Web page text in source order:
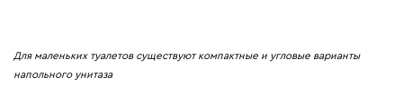
Для маленьких туалетов существуют компактные и угловые варианты
напольного унитаза